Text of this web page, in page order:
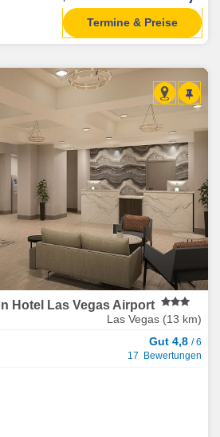
Termine & Preise
Hotel Las Vegas Airport
Las Vegas (13 km)
Gut 4,8 / 6
17 Bewertungen